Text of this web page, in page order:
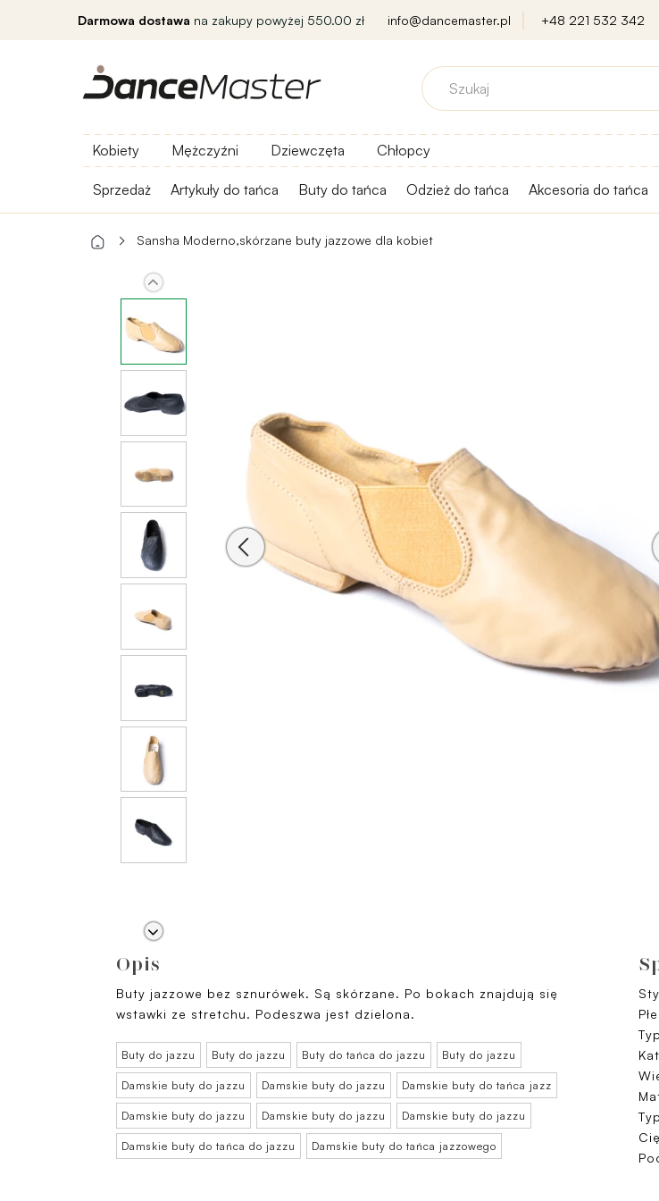
Darmowa dostawa na zakupy powyżej 550.00 zł info@dancemaster.pl +48 221 532 342
Kobiety Mężczyźni Dziewczęta Chłopcy
Sprzedaż Artykuły do ​​tańca Buty do tańca Odzież do tańca Akcesoria do tańca
Sansha Moderno,skórzane buty jazzowe dla kobiet
Opis
Buty jazzowe bez sznurówek. Są skórzane. Po bokach znajdują się
wstawki ze stretchu. Podeszwa jest dzielona.
Buty do jazzu Buty do jazzu Buty do tańca do jazzu Buty do jazzu
Damskie buty do jazzu Damskie buty do jazzu Damskie buty do tańca jazz
Damskie buty do jazzu Damskie buty do jazzu Damskie buty do jazzu
Damskie buty do tańca do jazzu Damskie buty do tańca jazzowego